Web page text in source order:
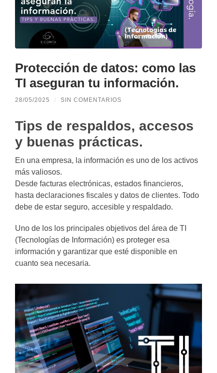
Protección de datos: como las
TI aseguran tu información.
28/05/2025 / SIN COMENTARIOS
Tips de respaldos, accesos
y buenas prácticas.
En una empresa, la información es uno de los activos
más valiosos.
Desde facturas electrónicas, estados financieros,
hasta declaraciones fiscales y datos de clientes. Todo
debe de estar seguro, accesible y respaldado.
Uno de los los principales objetivos del área de TI
(Tecnologías de Información) es proteger esa
información y garantizar que esté disponible en
cuanto sea necesaria.